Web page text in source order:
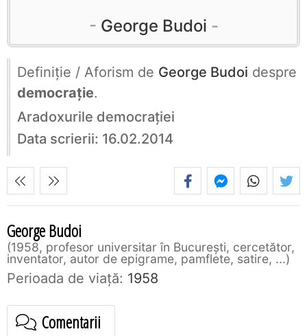
George Budoi
Definiţie / Aforism de George Budoi despre
democrație.
Aradoxurile democraţiei
Data scrierii: 16.02.2014
George Budoi
1958, profesor universitar în București, cercetător,
inventator, autor de epigrame, pamflete, satire, ...
Perioada de viaţă: 1958
Comentarii